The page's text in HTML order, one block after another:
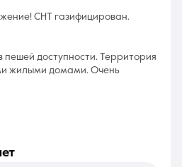
СНТ газифицирован.
пешей доступности. Территория
жилыми домами. Очень